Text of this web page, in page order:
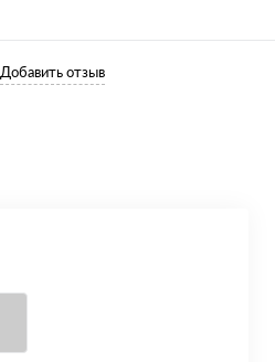
Добавить отзыв